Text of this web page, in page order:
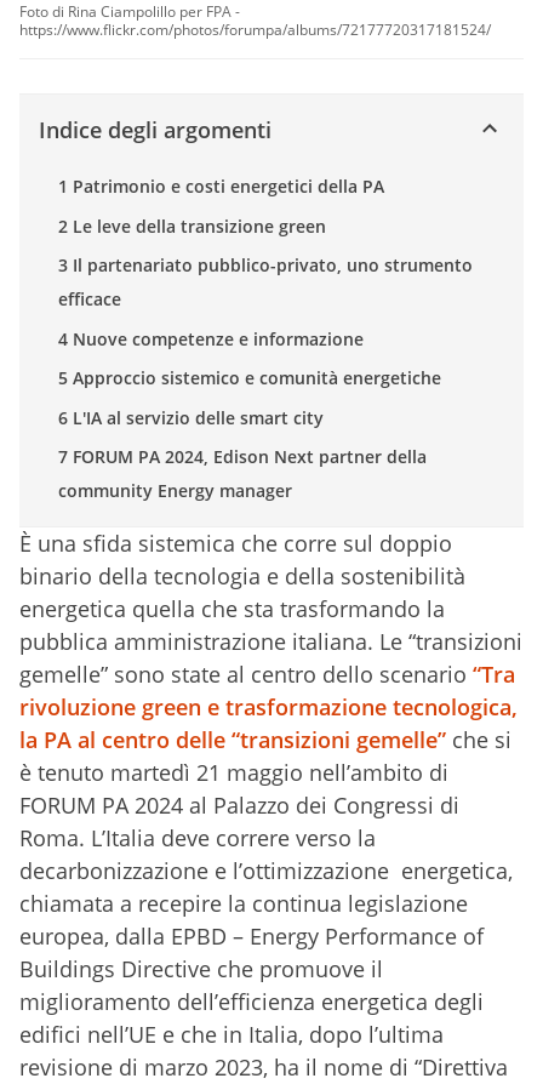
Foto di Rina Ciampolillo per FPA -
https://www.flickr.com/photos/forumpa/albums/72177720317181524/
Indice degli argomenti
1 Patrimonio e costi energetici della PA
2 Le leve della transizione green
3 Il partenariato pubblico-privato, uno strumento
efficace
4 Nuove competenze e informazione
5 Approccio sistemico e comunità energetiche
6 L'IA al servizio delle smart city
7 FORUM PA 2024, Edison Next partner della
community Energy manager
È una sfida sistemica che corre sul doppio
binario della tecnologia e della sostenibilità
energetica quella che sta trasformando la
pubblica amministrazione italiana. Le “transizioni
gemelle” sono state al centro dello scenario “Tra
rivoluzione green e trasformazione tecnologica,
la PA al centro delle “transizioni gemelle” che si
è tenuto martedì 21 maggio nell’ambito di
FORUM PA 2024 al Palazzo dei Congressi di
Roma. L’Italia deve correre verso la
decarbonizzazione e l’ottimizzazione energetica,
chiamata a recepire la continua legislazione
europea, dalla EPBD – Energy Performance of
Buildings Directive che promuove il
miglioramento dell’efficienza energetica degli
edifici nell’UE e che in Italia, dopo l’ultima
revisione di marzo 2023, ha il nome di “Direttiva